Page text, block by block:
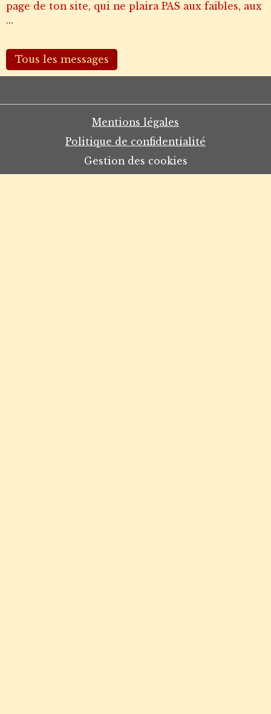
page de ton site, qui ne plaira PAS aux faibles, aux
...
Tous les messages
Mentions légales
Politique de confidentialité
Gestion des cookies